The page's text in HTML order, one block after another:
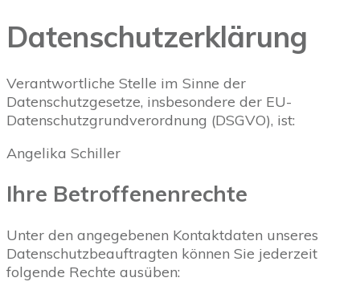
Datenschutzerklärung
Verantwortliche Stelle im Sinne der
Datenschutzgesetze, insbesondere der EU-
Datenschutzgrundverordnung (DSGVO), ist:
Angelika Schiller
Ihre Betroffenenrechte
Unter den angegebenen Kontaktdaten unseres
Datenschutzbeauftragten können Sie jederzeit
folgende Rechte ausüben: